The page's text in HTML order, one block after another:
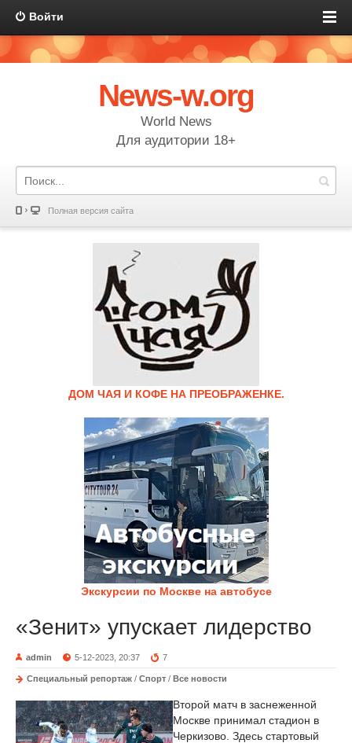
Войти
News-w.org
World News
Для аудитории 18+
Полная версия сайта
ДОМ ЧАЯ И КОФЕ НА ПРЕОБРАЖЕНКЕ.
Экскурсии по Москве на автобусе
«Зенит» упускает лидерство
admin 5-12-2023, 20:37 7
Специальный репортаж / Спорт / Все новости
Второй матч в заснеженной
Москве принимал стадион в
Черкизово. Здесь стартовый